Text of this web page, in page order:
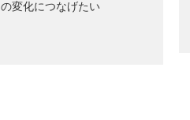
の変化につなげたい